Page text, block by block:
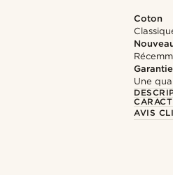
Coton
Une
AVIS